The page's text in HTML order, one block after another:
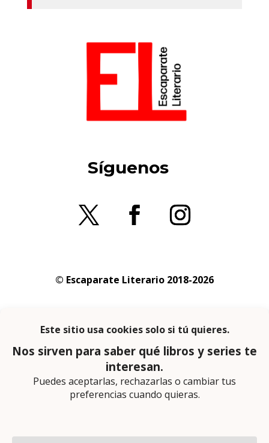
Síguenos
© Escaparate Literario 2018-2026
privacidad
En calidad de afiliado de Amazon obtengo
ingresos por las compras adscritas que